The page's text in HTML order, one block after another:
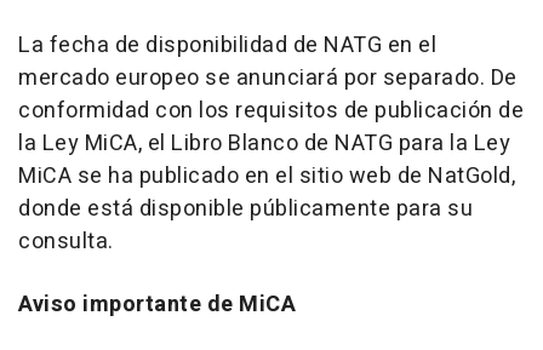
La fecha de disponibilidad de NATG en el
mercado europeo se anunciará por separado. De
conformidad con los requisitos de publicación de
la Ley MiCA, el Libro Blanco de NATG para la Ley
MiCA se ha publicado en el sitio web de NatGold,
donde está disponible públicamente para su
consulta.
Aviso importante de MiCA